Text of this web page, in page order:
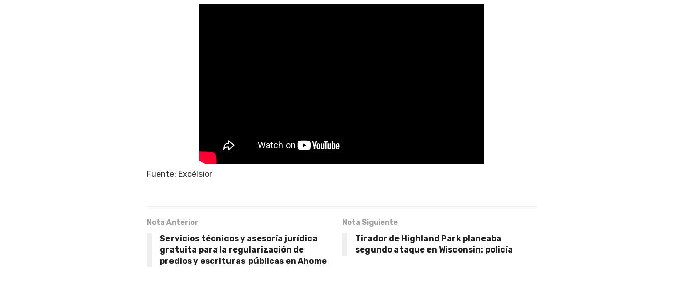
Fuente: Excélsior
Nota Anterior
Servicios técnicos y asesoría jurídica
gratuita para la regularización de
predios y escrituras públicas en Ahome
Nota Siguiente
Tirador de Highland Park planeaba
segundo ataque en Wisconsin: policía